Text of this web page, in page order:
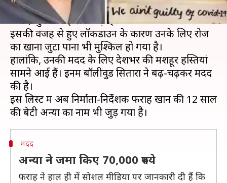
कोरोना वायरस से जंग में मजदूर वर्ग के लोगों को सबसे
ज्यादा नुकसान झेलना पड़ा है।
इसकी वजह से हुए लॉकडाउन के कारण उनके लिए रोज
का खाना जुटा पाना भी मुश्किल हो गया है।
हालांकि, उनकी मदद के लिए देशभर की मशहूर हस्तियां
सामने आई हैं। इनमें बॉलीवुड सितारों ने बढ़-चढ़कर मदद
की है।
इस लिस्ट में अब निर्माता-निर्देशक फराह खान की 12 साल
मदद
अन्या ने जमा किए 70,000 रुपये
फराह ने हाल ही में सोशल मीडिया पर जानकारी दी हैं कि